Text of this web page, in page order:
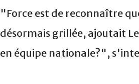
"Force est de reconnaître
désormais grillée, ajoutait
en équipe nationale?",